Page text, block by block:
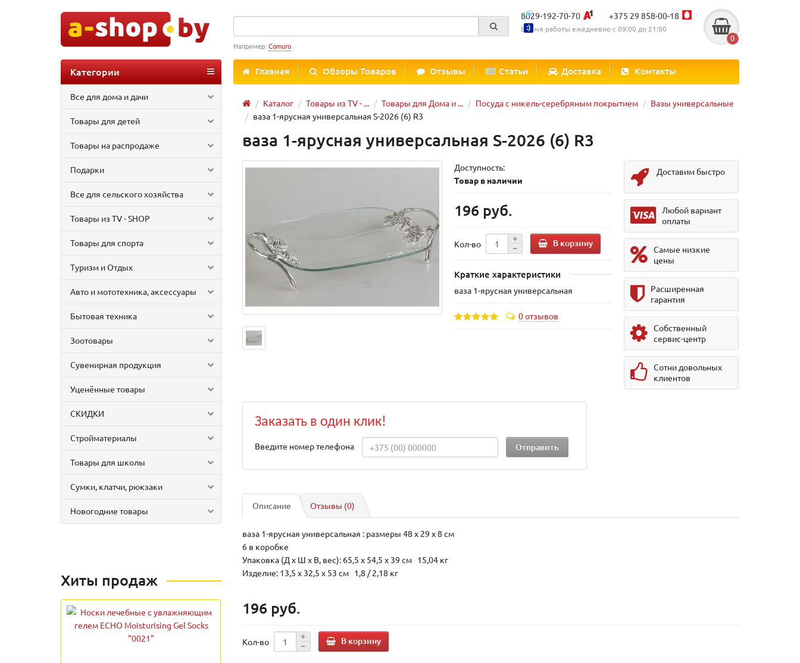
8029-192-70-70 +375 29 858-00-18
Время работы ежедневно с 09:00 до 21:00
0
Например: Comuro
Главная Обзоры Товаров Отзывы Статьи Доставка Контакты
Категории
Все для дома и дачи
Товары для детей
Товары на распродаже
Подарки
Все для сельского хозяйства
Товары из TV - SHOP
Товары для спорта
Туризм и Отдых
Авто и мототехника, аксессуары
Бытовая техника
Зоотовары
Сувенирная продукция
Уценённые товары
СКИДКИ
Стройматериалы
Товары для школы
Сумки, клатчи, рюкзаки
Новогодние товары
Каталог Товары из TV - ... Товары для Дома и ... Посуда с никель-серебряным покрытием
Вазы универсальные
ваза 1-ярусная универсальная S-2026 (6) R3
Хиты продаж
ваза 1-ярусная универсальная S-2026 (6) R3
Доступность:
Товар в наличии
196 руб.
Кол-во В корзину
Краткие характеристики
ваза 1-ярусная универсальная
0 отзывов
Доставим быстро
Любой вариант
оплаты
Самые низкие
цены
Расширенная
гарантия
Собственный
сервис-центр
Сотни довольных
клиентов
Заказать в один клик!
Введите номер телефона
Описание Отзывы (0)
ваза 1-ярусная универсальная : размеры 48 х 29 х 8 см
6 в коробке
Упаковка (Д х Ш х В, вес): 65,5 x 54,5 x 39 см 15,04 кг
Изделие: 13,5 x 32,5 x 53 см 1,8 / 2,18 кг
196 руб.
Кол-во В корзину